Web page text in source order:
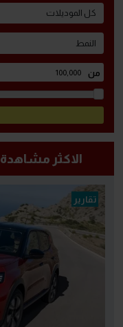
كل الموديلات
النمط
الاكثر مشاهدة
تقارير